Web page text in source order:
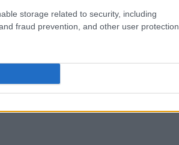
storage related to security, including
fraud prevention, and other user protection.
informado, esteja ciente das